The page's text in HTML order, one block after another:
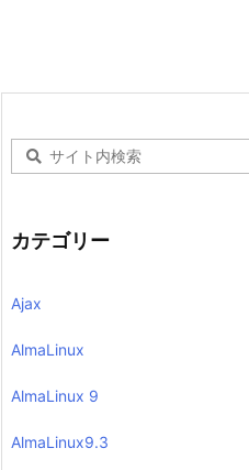
カテゴリー
Ajax
AlmaLinux
AlmaLinux 9
AlmaLinux9.3